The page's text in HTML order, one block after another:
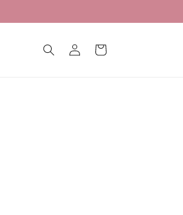
InloggenWinkelwagen